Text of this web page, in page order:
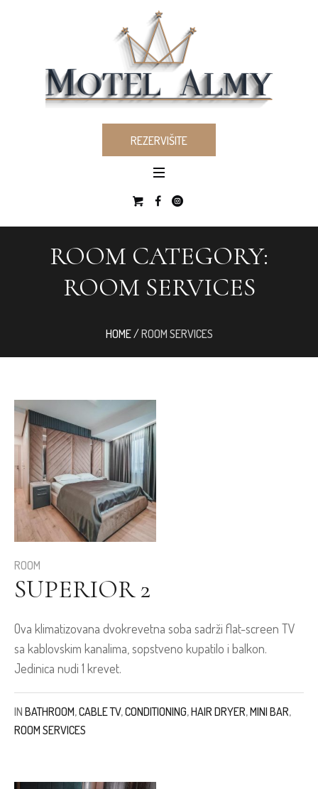
REZERVIŠITE
ROOM CATEGORY:
ROOM SERVICES
HOME/ROOM SERVICES
ROOM
SUPERIOR 2
Ova klimatizovana dvokrevetna soba sadrži flat-screen TV
sa kablovskim kanalima, sopstveno kupatilo i balkon.
Jedinica nudi 1 krevet.
IN BATHROOM,CABLE TV,CONDITIONING,HAIR DRYER,MINI BAR,
ROOM SERVICES